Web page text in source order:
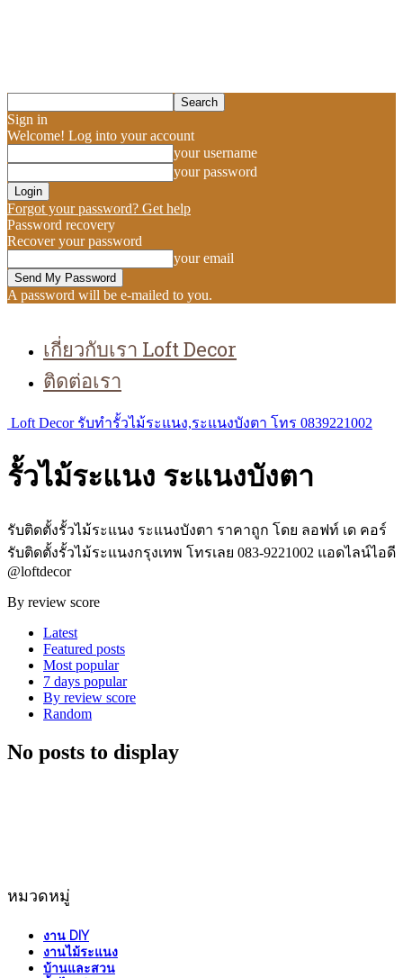
Sign in
Welcome! Log into your account
your username
your password
Forgot your password? Get help
Password recovery
Recover your password
your email
A password will be e-mailed to you.
เกี่ยวกับเรา Loft Decor
ติดต่อเรา
Loft Decor รับทำรั้วไม้ระแนง,ระแนงบังตา โทร 0839221002
รั้วไม้ระแนง ระแนงบังตา
รับติดตั้งรั้วไม้ระแนง ระแนงบังตา ราคาถูก โดย ลอฟท์ เด คอร์
รับติดตั้งรั้วไม้ระแนงกรุงเทพ โทรเลย 083-9221002 แอดไลน์ไอดี
@loftdecor
By review score
Latest
Featured posts
Most popular
7 days popular
By review score
Random
No posts to display
หมวดหมู่
งาน DIY
งานไม้ระแนง
บ้านและสวน